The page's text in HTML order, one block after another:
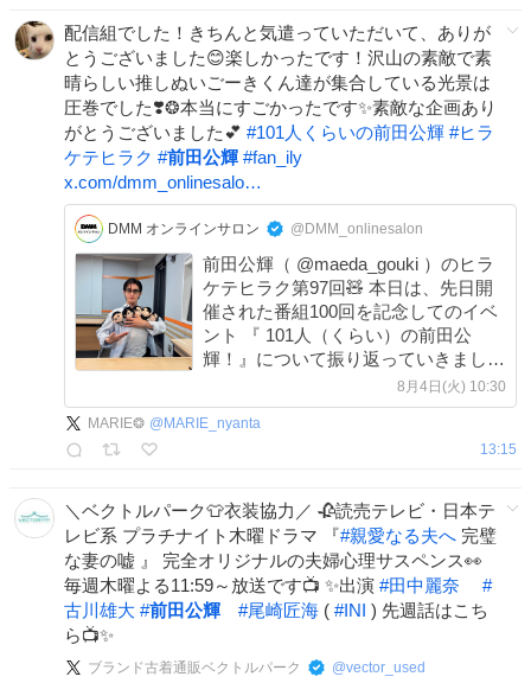
配信組でした！きちんと気遣っていただいて、ありが
とうございました😊楽しかったです！沢山の素敵で素
晴らしい推しぬいごーきくん達が集合している光景は
圧巻でした❣️❂本当にすごかったです✨素敵な企画あり
がとうございました💕 #101人くらいの前田公輝 #ヒラ
ケテヒラク #前田公輝 #fan_ily
x.com/dmm_onlinesalo…
DMM オンラインサロン @DMM_onlinesalon
前田公輝（ @maeda_gouki ）のヒラ
ケテヒラク第97回🧸 本日は、先日開
催された番組100回を記念してのイベ
ント 『 101人（くらい）の前田公
輝！』について振り返っていきまし
なさんからの愛を前田さんが感じ取っ
た様子、伝わりましたかね…？
8月4日(火) 10:30
MARIE❂ @ MARIE_nyanta
13:15
＼ベクトルパーク👕衣装協力／ 🥀読売テレビ・日本テ
レビ系 プラチナイト木曜ドラマ 『#親愛なる夫へ 完璧
な妻の嘘 』 完全オリジナルの夫婦心理サスペンス👀
毎週木曜よる11:59～放送です📺 ✨出演 #田中麗奈
#
古川雄大 #前田公輝 #尾崎匠海 ( #INI ) 先週話はこち
ら📺️✨️
ブランド古着通販ベクトルパーク @vector_used